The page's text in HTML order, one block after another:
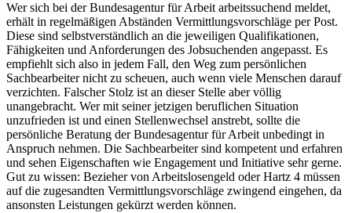
Wer sich bei der Bundesagentur für Arbeit arbeitssuchend meldet,
erhält in regelmäßigen Abständen Vermittlungsvorschläge per Post.
Diese sind selbstverständlich an die jeweiligen Qualifikationen,
Fähigkeiten und Anforderungen des Jobsuchenden angepasst. Es
empfiehlt sich also in jedem Fall, den Weg zum persönlichen
Sachbearbeiter nicht zu scheuen, auch wenn viele Menschen darauf
verzichten. Falscher Stolz ist an dieser Stelle aber völlig
unangebracht. Wer mit seiner jetzigen beruflichen Situation
unzufrieden ist und einen Stellenwechsel anstrebt, sollte die
persönliche Beratung der Bundesagentur für Arbeit unbedingt in
Anspruch nehmen. Die Sachbearbeiter sind kompetent und erfahren
und sehen Eigenschaften wie Engagement und Initiative sehr gerne.
Gut zu wissen: Bezieher von Arbeitslosengeld oder Hartz 4 müssen
auf die zugesandten Vermittlungsvorschläge zwingend eingehen, da
ansonsten Leistungen gekürzt werden können.